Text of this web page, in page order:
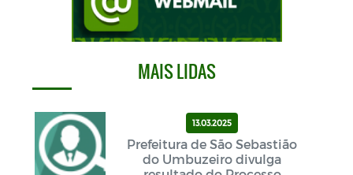
MAIS LIDAS
13.03.2025
Prefeitura de São Sebastião
do Umbuzeiro divulga